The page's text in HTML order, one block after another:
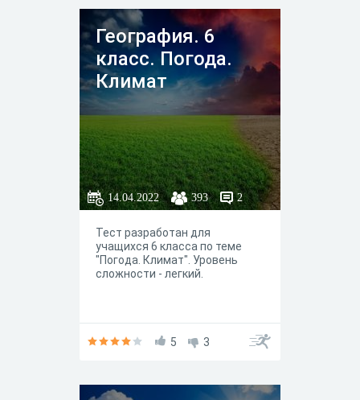
География. 6
класс. Погода.
Климат
14.04.2022 393 2
Тест разработан для
учащихся 6 класса по теме
"Погода. Климат". Уровень
сложности - легкий.
5 3